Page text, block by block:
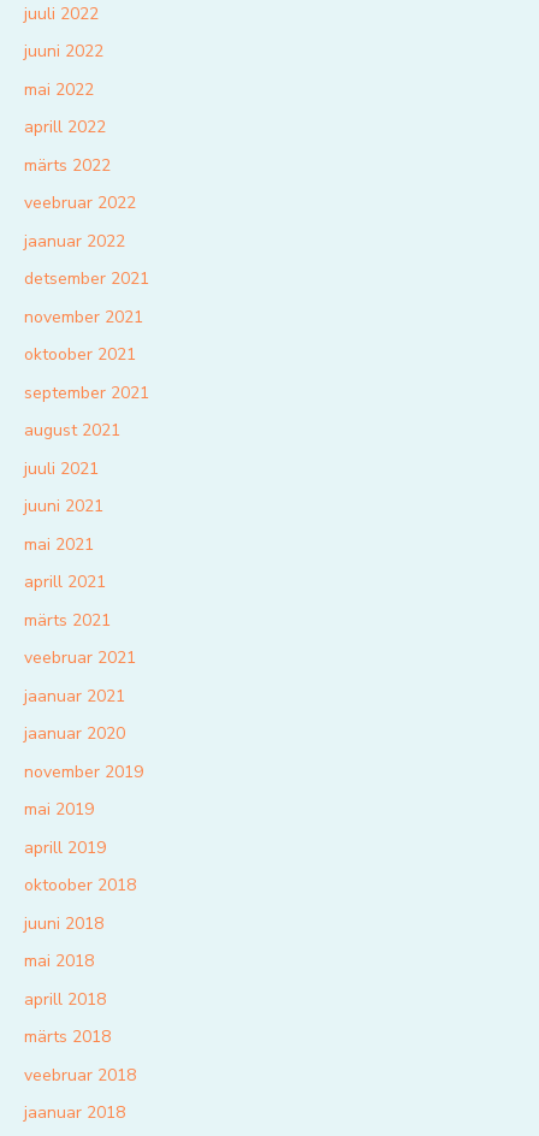
juuli 2022
juuni 2022
mai 2022
aprill 2022
märts 2022
veebruar 2022
jaanuar 2022
detsember 2021
november 2021
oktoober 2021
september 2021
august 2021
juuli 2021
juuni 2021
mai 2021
aprill 2021
märts 2021
veebruar 2021
jaanuar 2021
jaanuar 2020
november 2019
mai 2019
aprill 2019
oktoober 2018
juuni 2018
mai 2018
aprill 2018
märts 2018
veebruar 2018
jaanuar 2018